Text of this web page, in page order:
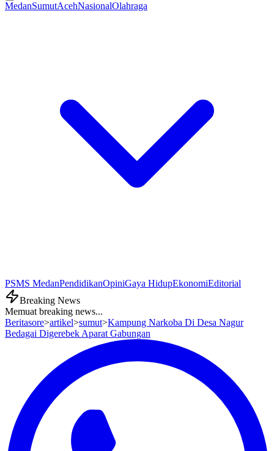
MedanSumutAcehNasionalOlahraga
PSMS MedanPendidikanOpiniGaya HidupEkonomiEditorial
Breaking News
Memuat breaking news...
Beritasore>artikel>sumut>Kampung Narkoba Di Desa Nagur
Bedagai Digerebek Aparat Gabungan